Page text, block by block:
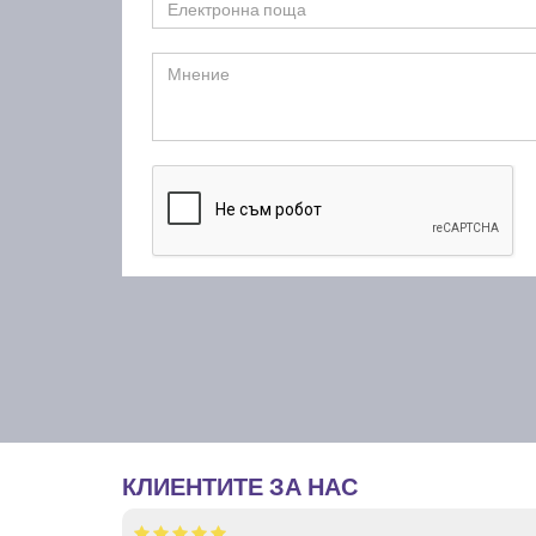
КЛИЕНТИТЕ ЗА НАС